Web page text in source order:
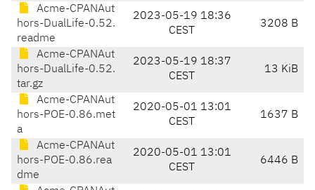
Acme-CPANAut
hors-DualLife-0.52.
readme
2023-05-19 18:36
CEST
3208 B
Acme-CPANAut
hors-DualLife-0.52.
tar.gz
2023-05-19 18:37
CEST
13 KiB
Acme-CPANAut
hors-POE-0.86.met
a
2020-05-01 13:01
CEST
1637 B
Acme-CPANAut
hors-POE-0.86.rea
dme
2020-05-01 13:01
CEST
6446 B